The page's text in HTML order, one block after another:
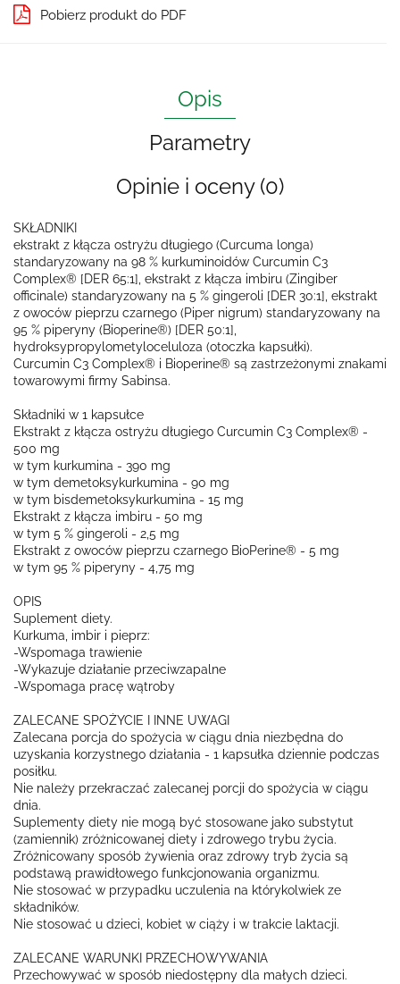
Pobierz produkt do PDF
Opis
Parametry
Opinie i oceny (0)
SKŁADNIKI
ekstrakt z kłącza ostryżu długiego (Curcuma longa)
standaryzowany na 98 % kurkuminoidów Curcumin C3
Complex® [DER 65:1], ekstrakt z kłącza imbiru (Zingiber
officinale) standaryzowany na 5 % gingeroli [DER 30:1], ekstrakt
z owoców pieprzu czarnego (Piper nigrum) standaryzowany na
95 % piperyny (Bioperine®) [DER 50:1],
hydroksypropylometyloceluloza (otoczka kapsułki).
Curcumin C3 Complex® i Bioperine® są zastrzeżonymi znakami
towarowymi firmy Sabinsa.
Składniki w 1 kapsułce
Ekstrakt z kłącza ostryżu długiego Curcumin C3 Complex® -
500 mg
w tym kurkumina - 390 mg
w tym demetoksykurkumina - 90 mg
w tym bisdemetoksykurkumina - 15 mg
Ekstrakt z kłącza imbiru - 50 mg
w tym 5 % gingeroli - 2,5 mg
Ekstrakt z owoców pieprzu czarnego BioPerine® - 5 mg
w tym 95 % piperyny - 4,75 mg
OPIS
Suplement diety.
Kurkuma, imbir i pieprz:
-Wspomaga trawienie
-Wykazuje działanie przeciwzapalne
-Wspomaga pracę wątroby
ZALECANE SPOŻYCIE I INNE UWAGI
Zalecana porcja do spożycia w ciągu dnia niezbędna do
uzyskania korzystnego działania - 1 kapsułka dziennie podczas
posiłku.
Nie należy przekraczać zalecanej porcji do spożycia w ciągu
dnia.
Suplementy diety nie mogą być stosowane jako substytut
(zamiennik) zróżnicowanej diety i zdrowego trybu życia.
Zróżnicowany sposób żywienia oraz zdrowy tryb życia są
podstawą prawidłowego funkcjonowania organizmu.
Nie stosować w przypadku uczulenia na którykolwiek ze
składników.
Nie stosować u dzieci, kobiet w ciąży i w trakcie laktacji.
ZALECANE WARUNKI PRZECHOWYWANIA
Przechowywać w sposób niedostępny dla małych dzieci.